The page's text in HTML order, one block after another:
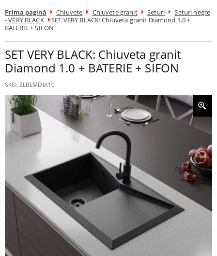
Prima pagină Chiuvete Chiuvete granit Seturi
Seturi negre
- VERY BLACK
SET VERY BLACK: Chiuveta granit Diamond 1.0 +
BATERIE + SIFON
SET VERY BLACK: Chiuveta granit
Diamond 1.0 + BATERIE + SIFON
SKU: ZLBLMDIA10